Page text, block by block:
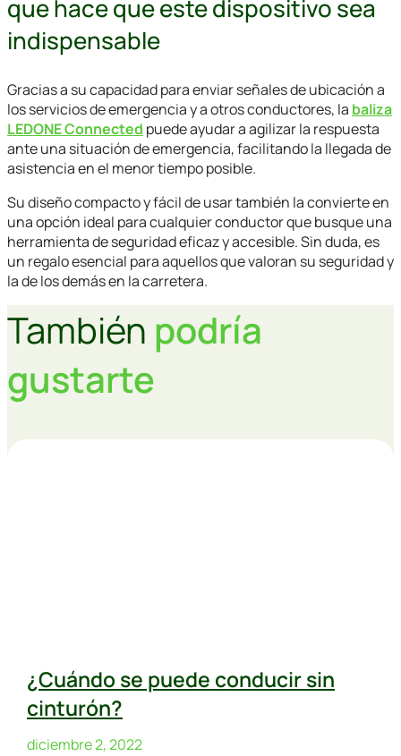
que hace que este dispositivo sea
indispensable
Gracias a su capacidad para enviar señales de ubicación a
los servicios de emergencia y a otros conductores, la baliza
LEDONE Connected puede ayudar a agilizar la respuesta
ante una situación de emergencia, facilitando la llegada de
asistencia en el menor tiempo posible.
Su diseño compacto y fácil de usar también la convierte en
una opción ideal para cualquier conductor que busque una
herramienta de seguridad eficaz y accesible. Sin duda, es
un regalo esencial para aquellos que valoran su seguridad y
la de los demás en la carretera.
También podría
gustarte
¿Cuándo se puede conducir sin
cinturón?
diciembre 2, 2022